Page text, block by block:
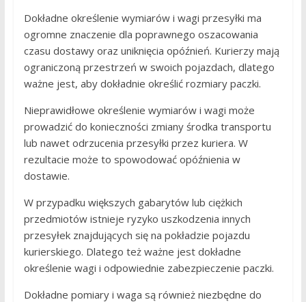
Dokładne określenie wymiarów i wagi przesyłki ma
ogromne znaczenie dla poprawnego oszacowania
czasu dostawy oraz uniknięcia opóźnień. Kurierzy mają
ograniczoną przestrzeń w swoich pojazdach, dlatego
ważne jest, aby dokładnie określić rozmiary paczki.
Nieprawidłowe określenie wymiarów i wagi może
prowadzić do konieczności zmiany środka transportu
lub nawet odrzucenia przesyłki przez kuriera. W
rezultacie może to spowodować opóźnienia w
dostawie.
W przypadku większych gabarytów lub ciężkich
przedmiotów istnieje ryzyko uszkodzenia innych
przesyłek znajdujących się na pokładzie pojazdu
kurierskiego. Dlatego też ważne jest dokładne
określenie wagi i odpowiednie zabezpieczenie paczki.
Dokładne pomiary i waga są również niezbędne do